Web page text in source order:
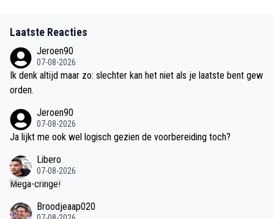
Laatste Reacties
Jeroen90
07-08-2026
Ik denk altijd maar zo: slechter kan het niet als je laatste bent gew
orden.
Jeroen90
07-08-2026
Ja lijkt me ook wel logisch gezien de voorbereiding toch?
Libero
07-08-2026
Mega-cringe!
Broodjeaap020